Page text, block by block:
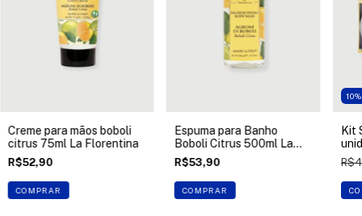
Creme para mãos boboli
citrus 75ml La Florentina
R$52,90
COMPRAR
Espuma para Banho
Boboli Citrus 500ml La
Florentina
R$53,90
COMPRAR
10
Kit